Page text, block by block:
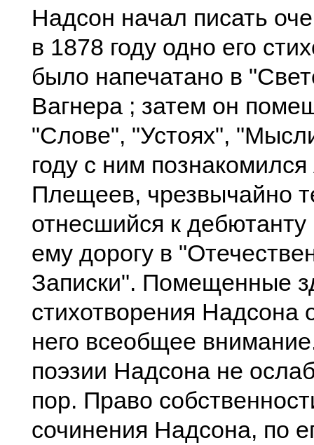
Надсон начал писать
в 1878 году одно его
было напечатано в
Вагнера ; затем он
"Слове", "Устоях",
году с ним
Плещеев, чрезвычайно
отнесшийся к
ему дорогу в
Записки". Помещенные
стихотворения Надсона
него всеобщее
поэзии Надсона не
пор. Право
сочинения Надсона, по